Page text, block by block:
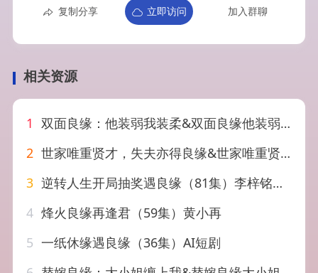
复制分享 立即访问 加入群聊
相关资源
1 双面良缘：他装弱我装柔&双面良缘他装弱我装柔（65集）AI短剧
2 世家唯重贤才，失夫亦得良缘&世家唯重贤才失夫亦得良缘（34集）AI短剧
3 逆转人生开局抽奖遇良缘（81集）李梓铭&冯青青
4 烽火良缘再逢君（59集）黄小再
5 一纸休缘遇良缘（36集）AI短剧